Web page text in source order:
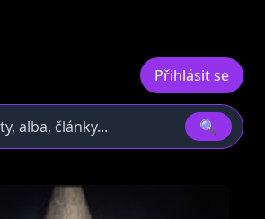
Přihlásit se
🔍